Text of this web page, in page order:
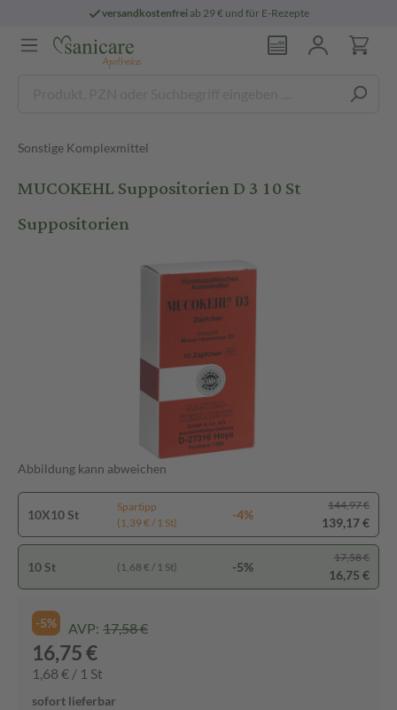
versandkostenfreiab 29 € und für E-Rezepte
Sonstige Komplexmittel
MUCOKEHL Suppositorien D 3 10 St
Suppositorien
Abbildung kann abweichen
10X10 St
Spartipp
(1,39 € / 1 St)
-4%
144,97 €
139,17 €
10 St (1,68 € / 1 St) -5%
17,58 €
16,75 €
-5% AVP: 17,58 €
16,75 €
1,68 € / 1 St
sofort lieferbar